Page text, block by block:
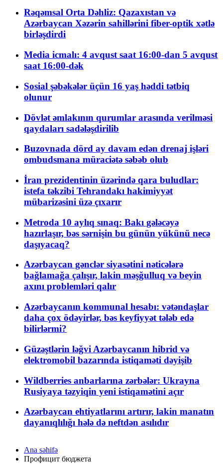
Rəqəmsal Orta Dəhliz: Qazaxıstan və
Azərbaycan Xəzərin sahillərini fiber-optik xətlə
birləşdirdi
Media icmalı: 4 avqust saat 16:00-dan 5 avqust
saat 16:00-dək
Sosial şəbəkələr üçün 16 yaş həddi tətbiq
olunur
Dövlət əmlakının qurumlar arasında verilməsi
qaydaları sadələşdirilib
Buzovnada dörd ay davam edən drenaj işləri
ombudsmana müraciətə səbəb olub
İran prezidentinin üzərində qara buludlar:
istefa təkzibi Tehrandakı hakimiyyət
mübarizəsini üzə çıxarır
Metroda 10 aylıq sınaq: Bakı gələcəyə
hazırlaşır, bəs sərnişin bu günün yükünü necə
daşıyacaq?
Azərbaycan gənclər siyasətini nəticələrə
bağlamağa çalışır, lakin məşğulluq və beyin
axını problemləri qalır
Azərbaycanın kommunal hesabı: vətəndaşlar
daha çox ödəyirlər, bəs keyfiyyət tələb edə
bilirlərmi?
Güzəştlərin ləğvi Azərbaycanın hibrid və
elektromobil bazarında istiqaməti dəyişib
Wildberries anbarlarına zərbələr: Ukrayna
Rusiyaya təzyiqin yeni istiqamətini açır
Azərbaycan ehtiyatlarını artırır, lakin manatın
dayanıqlılığı hələ də neftdən asılıdır
Ana səhifə
Профицит бюджета